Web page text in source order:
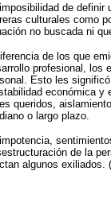
de definir
culturales como
no buscada ni
de los que
profesional, los
Esto les
económica y
queridos,
o largo plazo.
de la
algunos exiliados.